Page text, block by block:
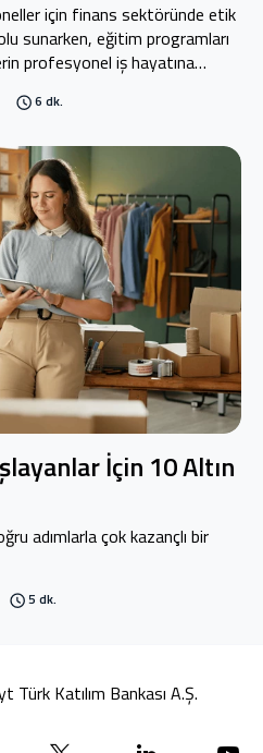
için finans sektöründe etik
sunarken, eğitim programları
profesyonel iş hayatına
6 dk.
İçin 10 Altın
adımlarla çok kazançlı bir
5 dk.
Katılım Bankası A.Ş.